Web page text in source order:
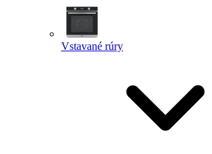
Vstavané rúry